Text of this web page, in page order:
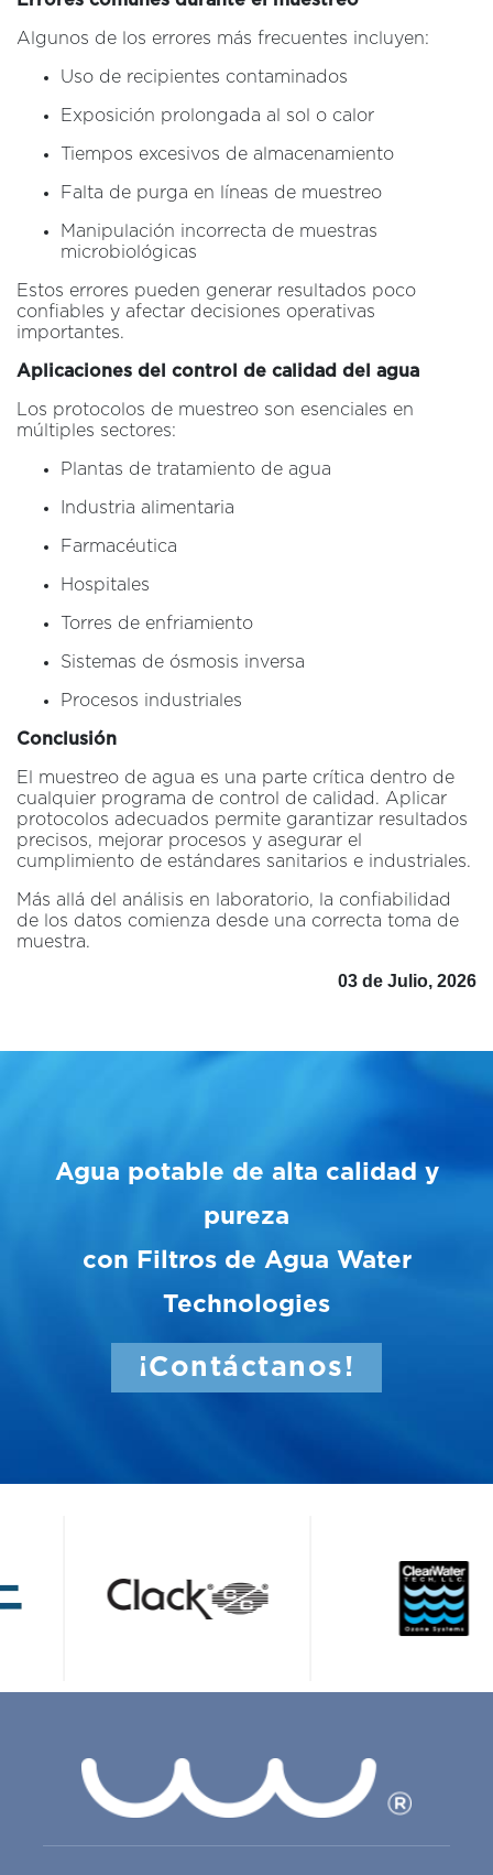
Algunos de los errores más frecuentes incluyen:
Uso de recipientes contaminados
Exposición prolongada al sol o calor
Tiempos excesivos de almacenamiento
Falta de purga en líneas de muestreo
Manipulación incorrecta de muestras
microbiológicas
Estos errores pueden generar resultados poco
confiables y afectar decisiones operativas
importantes.
Aplicaciones del control de calidad del agua
Los protocolos de muestreo son esenciales en
múltiples sectores:
Plantas de tratamiento de agua
Industria alimentaria
Farmacéutica
Hospitales
Torres de enfriamiento
Sistemas de ósmosis inversa
Procesos industriales
Conclusión
El muestreo de agua es una parte crítica dentro de
cualquier programa de control de calidad. Aplicar
protocolos adecuados permite garantizar resultados
precisos, mejorar procesos y asegurar el
cumplimiento de estándares sanitarios e industriales.
Más allá del análisis en laboratorio, la confiabilidad
de los datos comienza desde una correcta toma de
muestra.
03 de Julio, 2026
Agua potable de alta calidad y
pureza
con Filtros de Agua Water
Technologies
¡Contáctanos!